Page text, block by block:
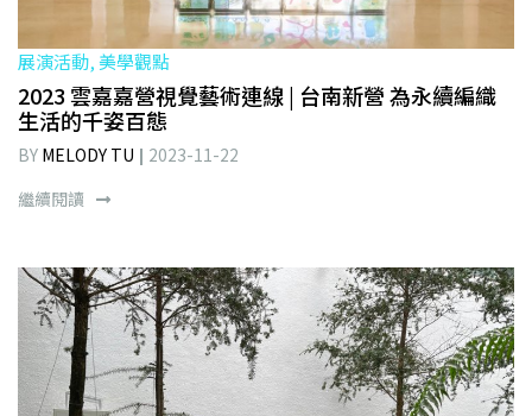
展演活動, 美學觀點
2023 雲嘉嘉營視覺藝術連線 | 台南新營 為永續編織
生活的千姿百態
BY MELODY TU
2023-11-22
繼續閱讀